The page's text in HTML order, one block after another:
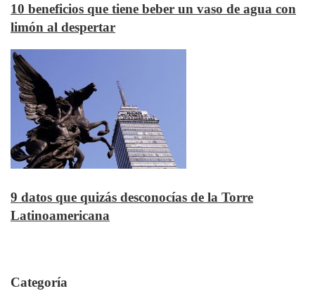
10 beneficios que tiene beber un vaso de agua con
limón al despertar
9 datos que quizás desconocías de la Torre
Latinoamericana
Categoría